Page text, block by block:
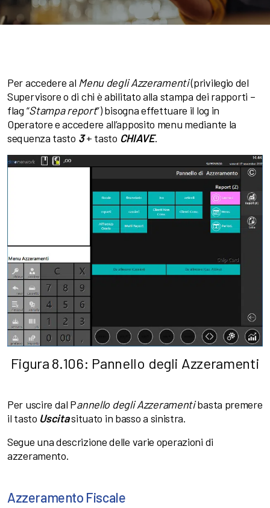
Per accedere al Menu degli Azzeramenti(privilegio del
Supervisore o di chi è abilitato alla stampa dei rapporti –
flag “Stampa report”) bisogna effettuare il log in
Operatore e accedere all’apposito menu mediante la
sequenza tasto 3+ tasto CHIAVE.
Figura 8.106: Pannello degli Azzeramenti
Per uscire dal Pannello degli Azzeramentibasta premere
il tasto Uscitasituato in basso a sinistra.
Segue una descrizione delle varie operazioni di
azzeramento.
Azzeramento Fiscale